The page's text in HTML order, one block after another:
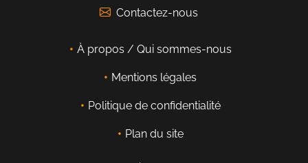
Contactez-nous
À propos / Qui sommes-nous
Mentions légales
Politique de confidentialité
Plan du site